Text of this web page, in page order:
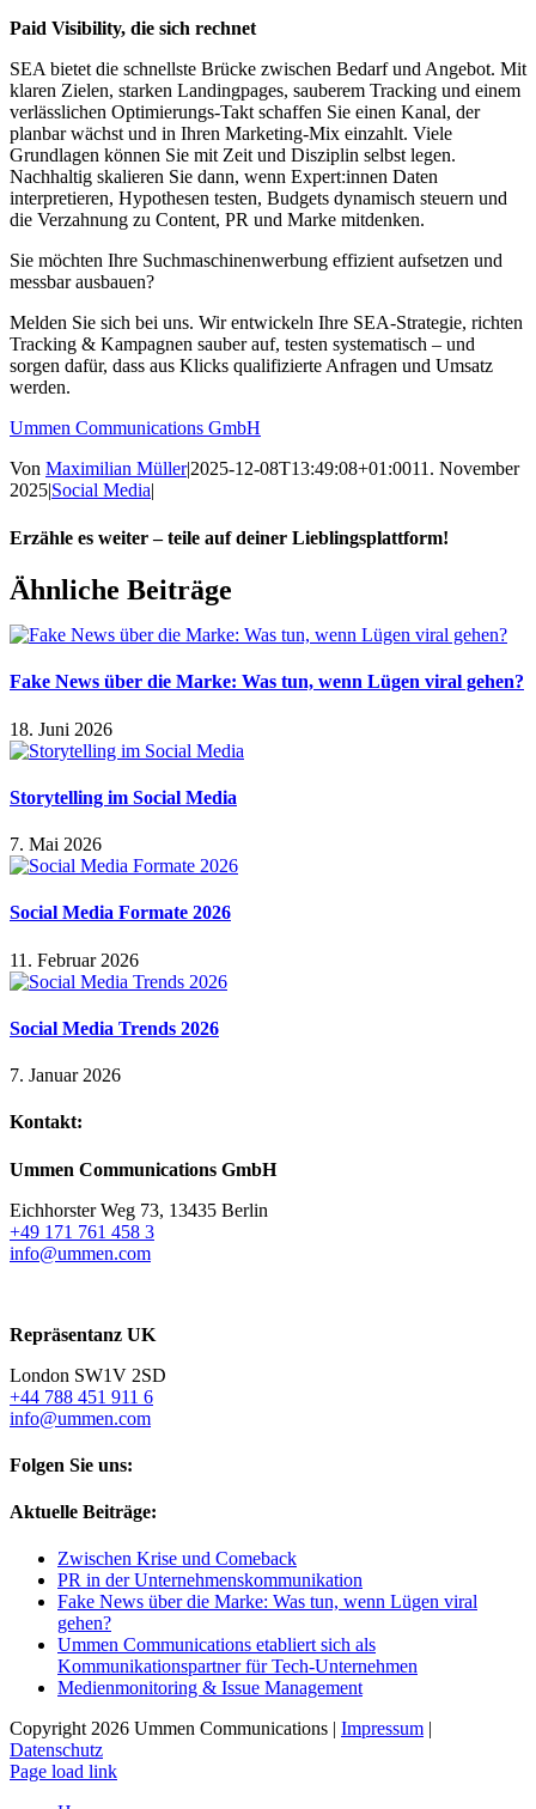
Paid Visibility, die sich rechnet
SEA bietet die schnellste Brücke zwischen Bedarf und Angebot. Mit
klaren Zielen, starken Landingpages, sauberem Tracking und einem
verlässlichen Optimierungs-Takt schaffen Sie einen Kanal, der
planbar wächst und in Ihren Marketing-Mix einzahlt. Viele
Grundlagen können Sie mit Zeit und Disziplin selbst legen.
Nachhaltig skalieren Sie dann, wenn Expert:innen Daten
interpretieren, Hypothesen testen, Budgets dynamisch steuern und
die Verzahnung zu Content, PR und Marke mitdenken.
Sie möchten Ihre Suchmaschinenwerbung effizient aufsetzen und
messbar ausbauen?
Melden Sie sich bei uns. Wir entwickeln Ihre SEA-Strategie, richten
Tracking & Kampagnen sauber auf, testen systematisch – und
sorgen dafür, dass aus Klicks qualifizierte Anfragen und Umsatz
werden.
Ummen Communications GmbH
Von Maximilian Müller|2025-12-08T13:49:08+01:0011. November
2025|Social Media|
Erzähle es weiter – teile auf deiner Lieblingsplattform!
Facebook
Twitter
Reddit
LinkedIn
WhatsApp
Telegram
Xing
E-
Mail
Ähnliche Beiträge
Fake News über die Marke: Was tun, wenn Lügen viral gehen?
18. Juni 2026
Storytelling im Social Media
7. Mai 2026
Social Media Formate 2026
11. Februar 2026
Social Media Trends 2026
7. Januar 2026
Kontakt:
Ummen Communications GmbH
Eichhorster Weg 73, 13435 Berlin
+49 171 761 458 3
info@ummen.com
Repräsentanz UK
London SW1V 2SD
+44 788 451 911 6
info@ummen.com
Folgen Sie uns:
Aktuelle Beiträge:
Zwischen Krise und Comeback
PR in der Unternehmenskommunikation
Fake News über die Marke: Was tun, wenn Lügen viral
gehen?
Ummen Communications etabliert sich als
Kommunikationspartner für Tech-Unternehmen
Medienmonitoring & Issue Management
Copyright 2026 Ummen Communications | Impressum |
Datenschutz
Page load link